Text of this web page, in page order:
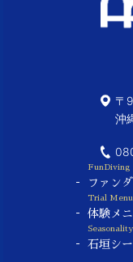
〒
沖
FunDiving
ファン
Trial Menu
体験メ
Seasonality
石垣シ